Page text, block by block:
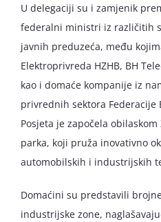
U delegaciji su i zamjenik
federalni ministri iz različitih
javnih preduzeća, među
Elektroprivreda HZHB, BH
kao i domaće kompanije iz
privrednih sektora Federacije
Posjeta je započela
parka, koji pruža inovativno
automobilskih i industrijskih
Domaćini su predstavili
industrijske zone,